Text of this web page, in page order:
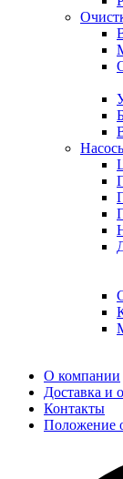
О компании
Доставка и
Контакты
Положение